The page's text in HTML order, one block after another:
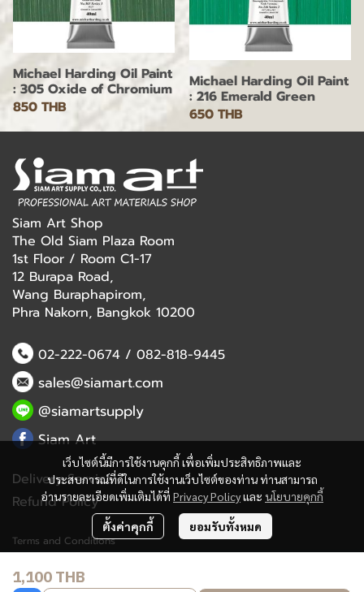
Michael Harding Oil Paint
: 305 Oxide of Chromium
850 THB
Michael Harding Oil Paint
: 216 Emerald Green
650 THB
1,100 THB
เว็บไซต์นี้มีการใช้งานคุกกี้ เพื่อเพิ่มประสิทธิภาพและ
ประสบการณ์ที่ดีในการใช้งานเว็บไซต์ของท่าน ท่านสามารถ
อ่านรายละเอียดเพิ่มเติมได้ที่ Privacy Policyและ นโยบายคุกกี้
ตั้งค่าคุกกี้ ยอมรับทั้งหมด
Siam Art Shop
The Old Siam Plaza Room
1st Floor / Room C1-17
12 Burapa Road,
Wang Buraphapirom,
Phra Nakorn, Bangkok 10200
02-222-0674/ 082-818-9445
sales@siamart.com
@siamartsupply
Siam Art
Delivery Service
Refund Policy
Terms and Conditions